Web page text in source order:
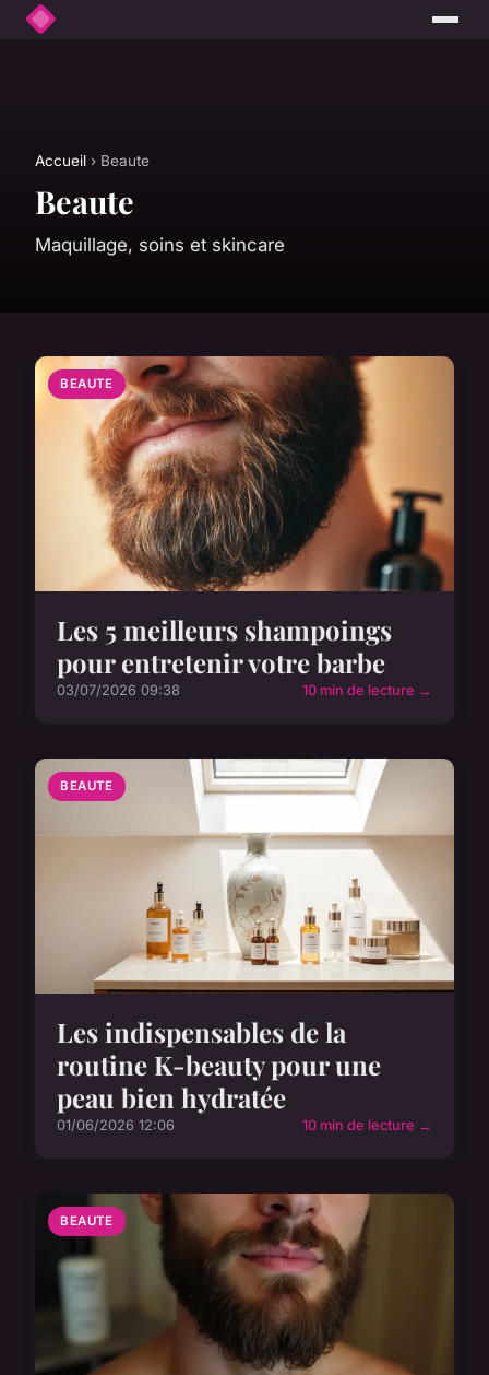
Accueil › Beaute
Beaute
Maquillage, soins et skincare
BEAUTE
Les 5 meilleurs shampoings
pour entretenir votre barbe
03/07/2026 09:38 10 min de lecture →
BEAUTE
Les indispensables de la
routine K-beauty pour une
peau bien hydratée
01/06/2026 12:06 10 min de lecture →
BEAUTE